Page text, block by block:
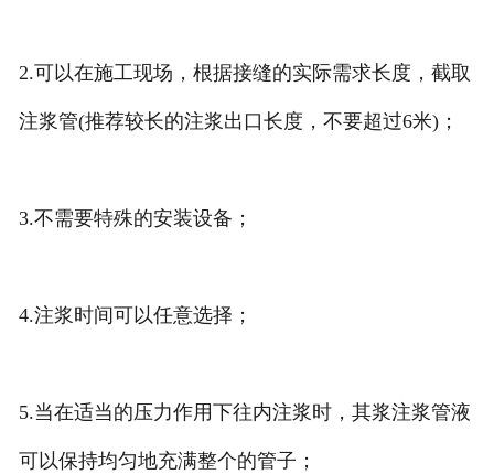
2.可以在施工现场，根据接缝的实际需求长度，截取
注浆管(推荐较长的注浆出口长度，不要超过6米)；
3.不需要特殊的安装设备；
4.注浆时间可以任意选择；
5.当在适当的压力作用下往内注浆时，其浆注浆管液
可以保持均匀地充满整个的管子；